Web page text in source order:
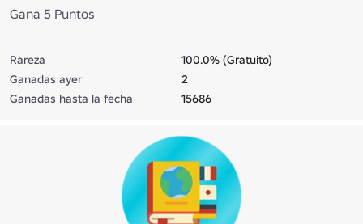
Gana 5 Puntos
Rareza
100.0% (Gratuito)
Ganadas ayer
2
Ganadas hasta la fecha
15686